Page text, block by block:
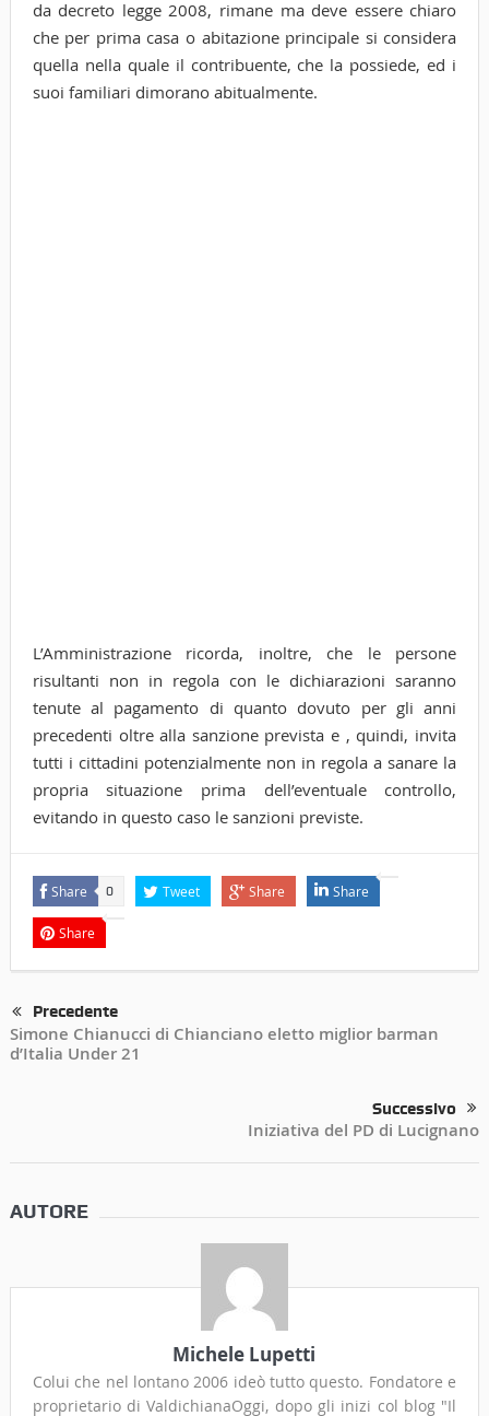
da decreto legge 2008, rimane ma deve essere chiaro
che per prima casa o abitazione principale si considera
quella nella quale il contribuente, che la possiede, ed i
suoi familiari dimorano abitualmente.
L’Amministrazione ricorda, inoltre, che le persone
risultanti non in regola con le dichiarazioni saranno
tenute al pagamento di quanto dovuto per gli anni
precedenti oltre alla sanzione prevista e , quindi, invita
tutti i cittadini potenzialmente non in regola a sanare la
propria situazione prima dell’eventuale controllo,
evitando in questo caso le sanzioni previste.
Share 0 Tweet Share Share
Share
Precedente
Simone Chianucci di Chianciano eletto miglior barman
d’Italia Under 21
Successivo
Iniziativa del PD di Lucignano
AUTORE
Michele Lupetti
Colui che nel lontano 2006 ideò tutto questo. Fondatore e
proprietario di ValdichianaOggi, dopo gli inizi col blog "Il